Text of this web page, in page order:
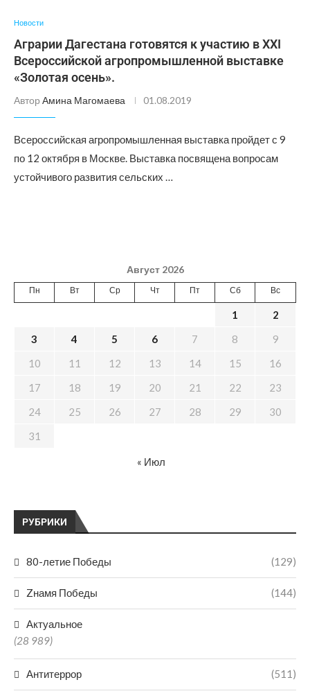
Новости
Аграрии Дагестана готовятся к участию в XXI
Всероссийской агропромышленной выставке
«Золотая осень».
Автор Амина Магомаева 01.08.2019
Всероссийская агропромышленная выставка пройдет с 9
по 12 октября в Москве. Выставка посвящена вопросам
устойчивого развития сельских …
РУБРИКИ
80-летие Победы (129)
Zнамя Победы (144)
Актуальное
(28 989)
Антитеррор (511)
Август 2026
Пн Вт Ср Чт Пт Сб Вс
1
2
3
4 5 6 7 8
9
10
11 12 13 14 15
16
17
18 19 20 21 22
23
24
25 26 27 28 29
30
31
« Июл